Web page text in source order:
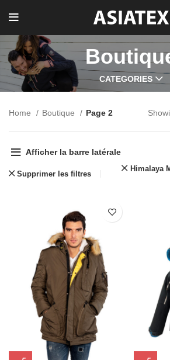
CATEGORIES
Home Boutique Page 2
Afficher la barre latérale
Supprimer les filtres
Himalaya